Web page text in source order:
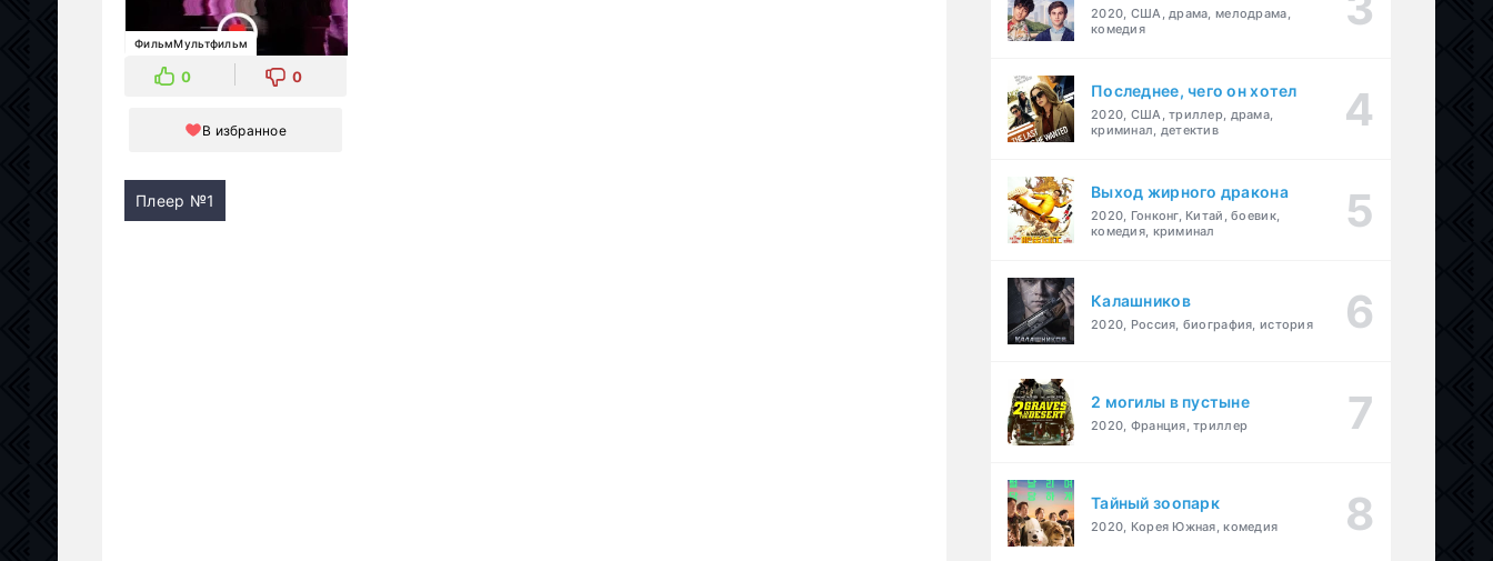
ФильмМультфильм
0 0
В избранное
Плеер №1
2020, США, драма, мелодрама,
комедия
Последнее, чего он хотел
2020, США, триллер, драма,
криминал, детектив
Выход жирного дракона
2020, Гонконг, Китай, боевик,
комедия, криминал
Калашников
2020, Россия, биография, история
2 могилы в пустыне
2020, Франция, триллер
Тайный зоопарк
2020, Корея Южная, комедия